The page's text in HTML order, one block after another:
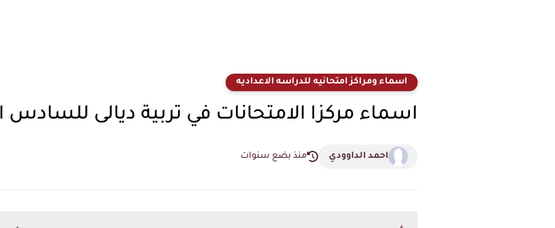
اسماء ومراكز امتحانيه للدراسه الاعداديه
اسماء مركزا الامتحانات في تربية ديالى للسادس
احمد الداوودي منذ بضع سنوات